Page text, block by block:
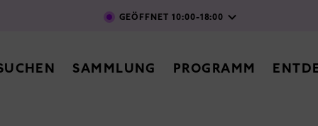
Direkt zum Inhalt
SAMMLUNG PROGRAMM
GEÖFFNET 10:00-18:00